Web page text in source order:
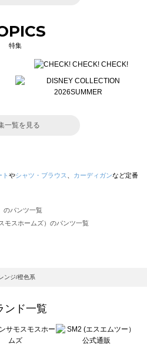
特集
一覧を見る
ト やシャツ・ブラウス カーディガンなど定番
のパンツ一覧
モスホームズ）のパンツ一覧
イサマンサモスモス）のパンツ一覧
ブルー）のパンツ一覧
）のパンツ一覧
ンジ/橙色系
ンド一覧